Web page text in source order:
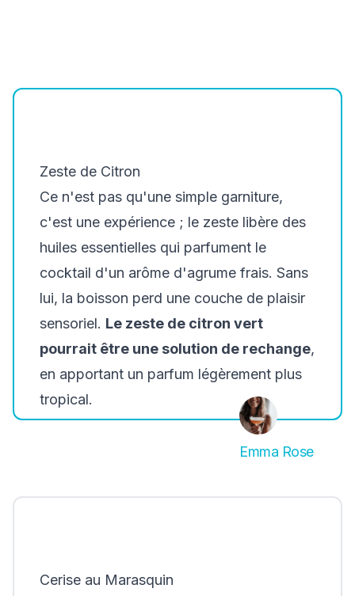
Zeste de Citron
Ce n'est pas qu'une simple garniture,
c'est une expérience ; le zeste libère des
huiles essentielles qui parfument le
cocktail d'un arôme d'agrume frais. Sans
lui, la boisson perd une couche de plaisir
sensoriel. Le zeste de citron vert
pourrait être une solution de rechange,
en apportant un parfum légèrement plus
tropical.
Emma Rose
Cerise au Marasquin